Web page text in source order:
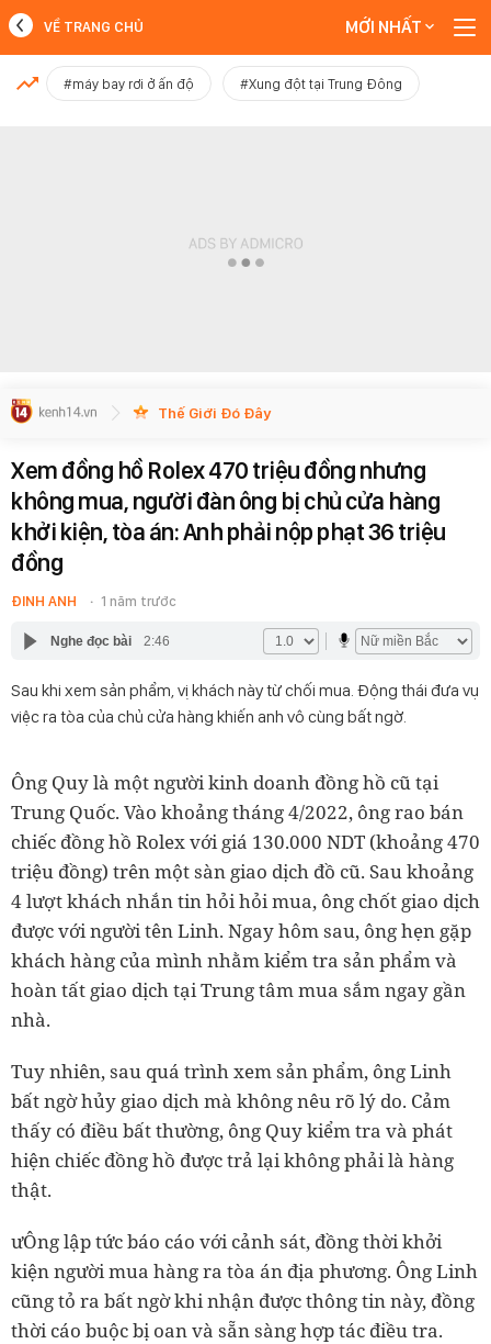
MỚI NHẤT
VỀ TRANG CHỦ MỚI NHẤT
#máy bay rơi ở ấn độ #Xung đột tại Trung Đông
Thế Giới Đó Đây
Xem đồng hồ Rolex 470 triệu đồng nhưng
không mua, người đàn ông bị chủ cửa hàng
khởi kiện, tòa án: Anh phải nộp phạt 36 triệu
đồng
ĐINH ANH 1 năm trước
Nghe đọc bài 2:46
Sau khi xem sản phẩm, vị khách này từ chối mua. Động thái đưa vụ
việc ra tòa của chủ cửa hàng khiến anh vô cùng bất ngờ.
Ông Quy là một người kinh doanh đồng hồ cũ tại
Trung Quốc. Vào khoảng tháng 4/2022, ông rao bán
chiếc đồng hồ Rolex với giá 130.000 NDT (khoảng 470
triệu đồng) trên một sàn giao dịch đồ cũ. Sau khoảng
4 lượt khách nhắn tin hỏi hỏi mua, ông chốt giao dịch
được với người tên Linh. Ngay hôm sau, ông hẹn gặp
khách hàng của mình nhằm kiểm tra sản phẩm và
hoàn tất giao dịch tại Trung tâm mua sắm ngay gần
nhà.
Tuy nhiên, sau quá trình xem sản phẩm, ông Linh
bất ngờ hủy giao dịch mà không nêu rõ lý do. Cảm
thấy có điều bất thường, ông Quy kiểm tra và phát
hiện chiếc đồng hồ được trả lại không phải là hàng
thật.
ưÔng lập tức báo cáo với cảnh sát, đồng thời khởi
kiện người mua hàng ra tòa án địa phương. Ông Linh
cũng tỏ ra bất ngờ khi nhận được thông tin này, đồng
thời cáo buộc bị oan và sẵn sàng hợp tác điều tra.